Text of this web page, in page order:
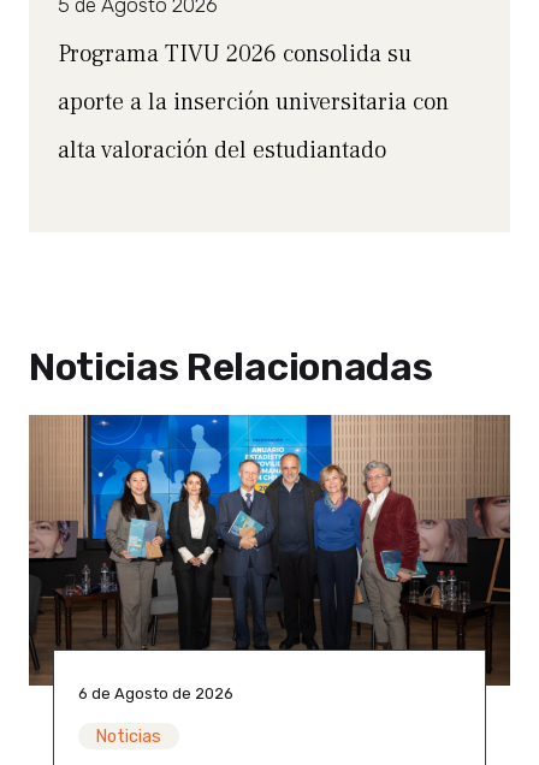
Programa TIVU 2026 consolida su
aporte a la inserción universitaria con
alta valoración del estudiantado
Noticias Relacionadas
6 de Agosto de 2026
Noticias